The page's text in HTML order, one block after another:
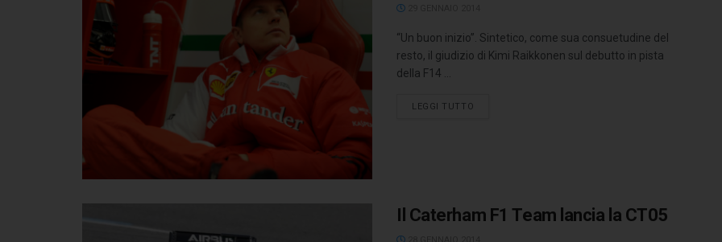
“Un buon inizio”. Sintetico, come sua consuetudine del
resto, il giudizio di Kimi Raikkonen sul debutto in pista
della F14 ...
LEGGI TUTTO
Il Caterham F1 Team lancia la CT05